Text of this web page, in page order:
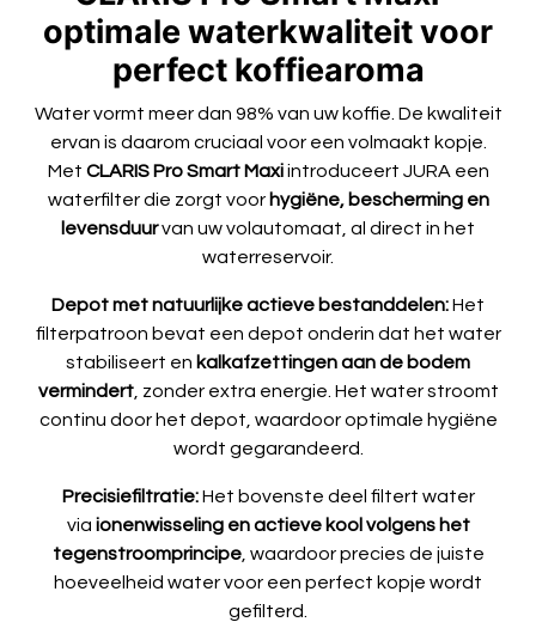
optimale waterkwaliteit voor
perfect koffiearoma
Water vormt meer dan 98% van uw koffie. De kwaliteit
ervan is daarom cruciaal voor een volmaakt kopje.
Met CLARIS Pro Smart Maxiintroduceert JURA een
waterfilter die zorgt voor hygiëne, bescherming en
levensduurvan uw volautomaat, al direct in het
waterreservoir.
Depot met natuurlijke actieve bestanddelen:Het
filterpatroon bevat een depot onderin dat het water
stabiliseert en kalkafzettingen aan de bodem
vermindert, zonder extra energie. Het water stroomt
continu door het depot, waardoor optimale hygiëne
wordt gegarandeerd.
Precisiefiltratie:Het bovenste deel filtert water
via ionenwisseling en actieve kool volgens het
tegenstroomprincipe, waardoor precies de juiste
hoeveelheid water voor een perfect kopje wordt
gefilterd.